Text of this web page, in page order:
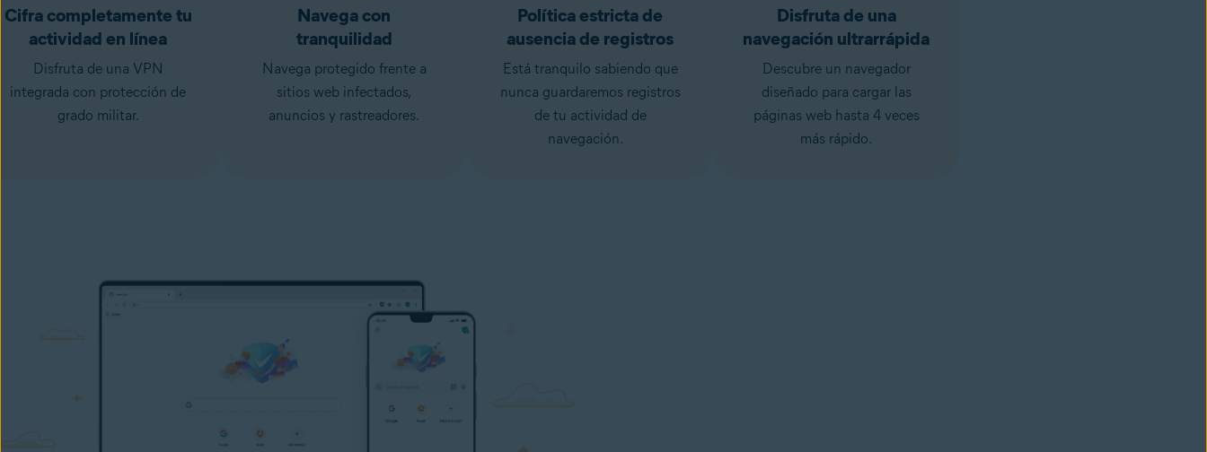
Cifra completamente tu
actividad en línea
Disfruta de una VPN
integrada con protección de
grado militar.
Navega con
tranquilidad
Navega protegido frente a
sitios web infectados,
anuncios y rastreadores.
Política estricta de
ausencia de registros
Está tranquilo sabiendo que
nunca guardaremos registros
de tu actividad de
navegación.
Disfruta de una
navegación ultrarrápida
Descubre un navegador
diseñado para cargar las
páginas web hasta 4 veces
más rápido.